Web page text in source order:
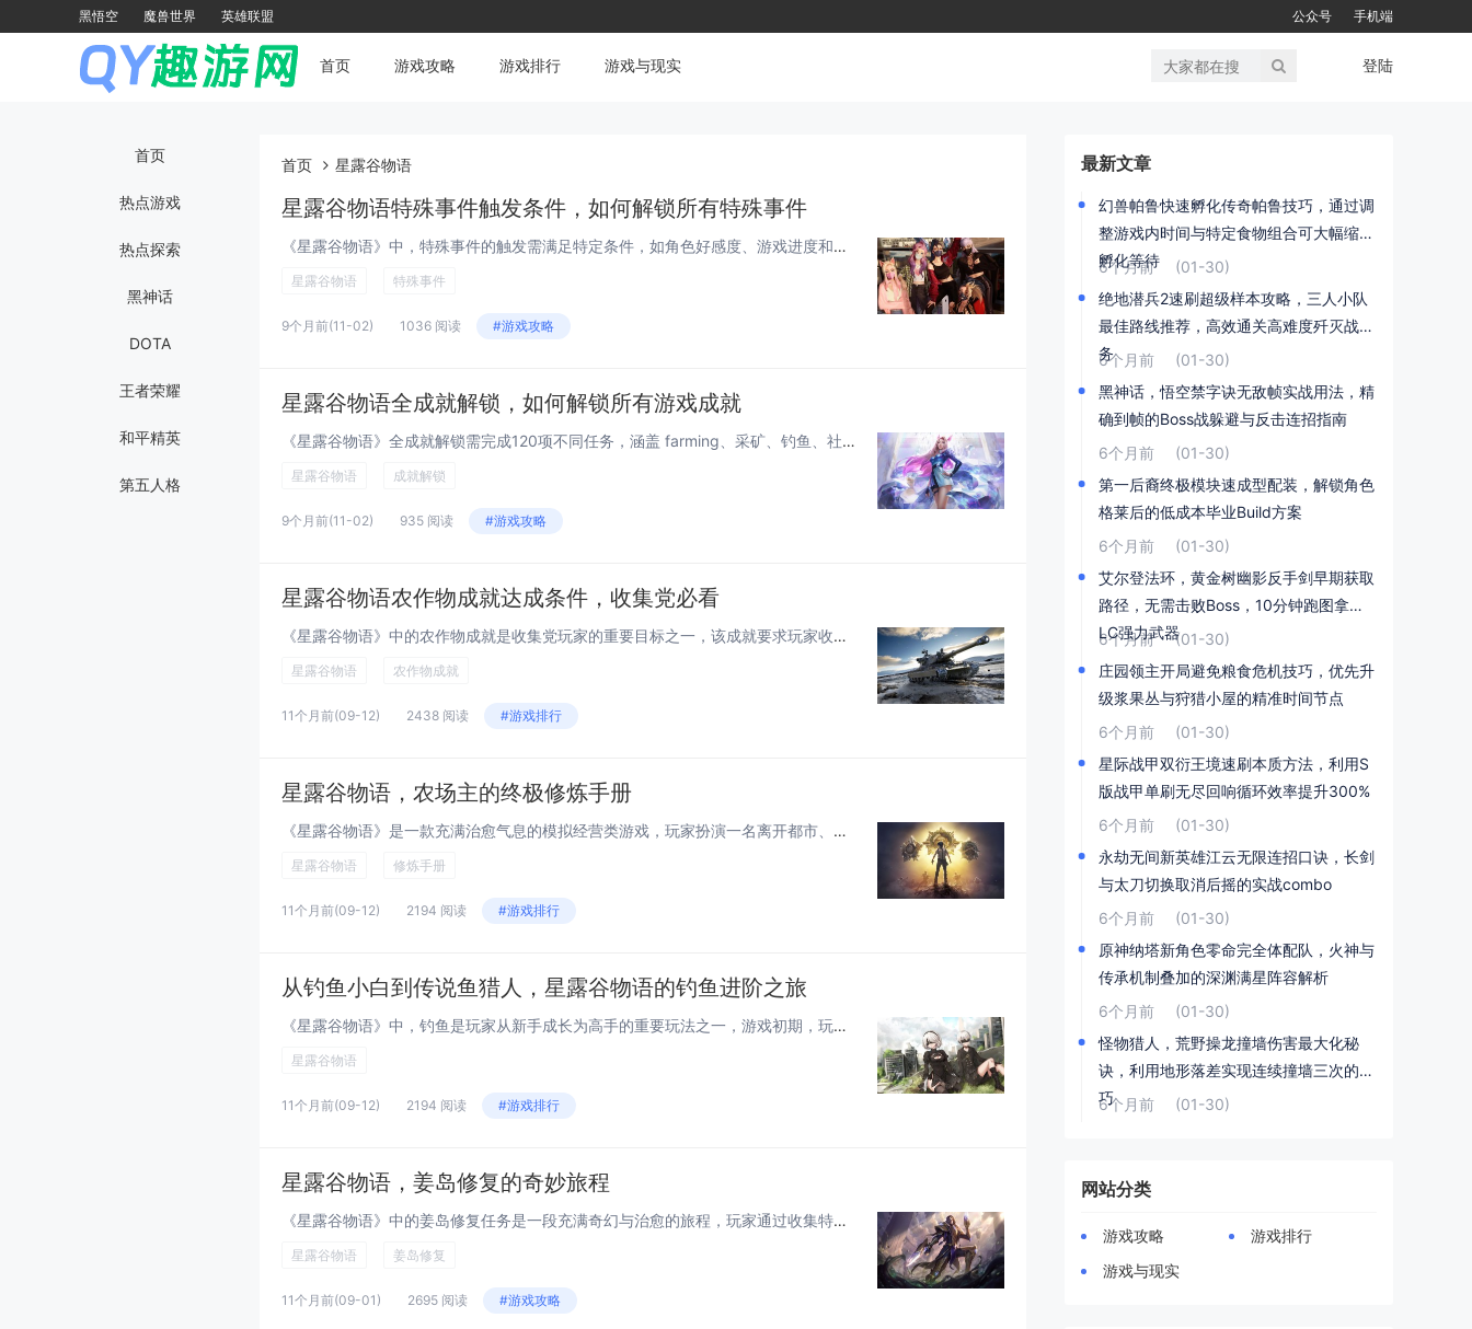
黑悟空 魔兽世界 英雄联盟 公众号 手机端
首页 游戏攻略 游戏排行 游戏与现实 登陆
首页
热点游戏
热点探索
黑神话
DOTA
王者荣耀
和平精英
第五人格
首页 星露谷物语
星露谷物语特殊事件触发条件，如何解锁所有特殊事件
《星露谷物语》中，特殊事件的触发需满足特定条件，如角色好感度、游戏进度和时间等，与村民好感达到一定等级可解锁个人剧情，如“神秘的墓碑”或“赛马日”，部分事件需完成主线任务或在特定季节、日期进入指定地点，如姜岛、秘密森林或矿井深处，参与节日活...
星露谷物语 特殊事件
9个月前(11-02) 1036 阅读 #游戏攻略
星露谷物语全成就解锁，如何解锁所有游戏成就
《星露谷物语》全成就解锁需完成120项不同任务，涵盖 farming、采矿、钓鱼、社交等多个方面，玩家需在游戏内达成特定目标，如将所有物品放入博物馆、与村民建立最大友谊、完成社区中心或Joja任务线、通关矿井等，部分成就需多周目或特定季节操...
星露谷物语 成就解锁
9个月前(11-02) 935 阅读 #游戏攻略
星露谷物语农作物成就达成条件，收集党必看
《星露谷物语》中的农作物成就是收集党玩家的重要目标之一，该成就要求玩家收集并种植所有可种植的农作物，包括各种蔬菜、水果、花和特殊作物，部分作物需要特定季节或条件才能种植，有些则需通过任务奖励、NPC赠送或购买获得，玩家需注意不同作物的生长周...
星露谷物语 农作物成就
11个月前(09-12) 2438 阅读 #游戏排行
星露谷物语，农场主的终极修炼手册
《星露谷物语》是一款充满治愈气息的模拟经营类游戏，玩家扮演一名离开都市、前往乡村继承农场的角色，游戏以季节轮转为线索，包含耕种、养殖、采矿、钓鱼等多种玩法，并融入了丰富的任务系统和角色互动，通过精心经营与探索，玩家不仅能逐步改善农场环境，还...
星露谷物语 修炼手册
11个月前(09-12) 2194 阅读 #游戏排行
从钓鱼小白到传说鱼猎人，星露谷物语的钓鱼进阶之旅
《星露谷物语》中，钓鱼是玩家从新手成长为高手的重要玩法之一，游戏初期，玩家只需基础钓竿和些许耐心即可钓到常见鱼类，但随着进程推进，掌握抛竿技巧、选择合适鱼饵、研究鱼类分布与时间规律成为关键，高级玩家还会利用强化钓竿、铱金鱼线以及提升钓鱼技能...
星露谷物语
11个月前(09-12) 2194 阅读 #游戏排行
星露谷物语，姜岛修复的奇妙旅程
《星露谷物语》中的姜岛修复任务是一段充满奇幻与治愈的旅程，玩家通过收集特殊物品，逐步修复这座神秘岛屿，解锁新的区域与剧情，旅程中，玩家不仅能探索独特的生态环境，还能与岛上居民建立深厚联系，体验丰富的支线任务与隐藏秘密，姜岛的修复不仅是对土地...
星露谷物语 姜岛修复
11个月前(09-01) 2695 阅读 #游戏攻略
最新文章
幻兽帕鲁快速孵化传奇帕鲁技巧，通过调
整游戏内时间与特定食物组合可大幅缩短
孵化等待
6个月前
(01-30)
绝地潜兵2速刷超级样本攻略，三人小队
最佳路线推荐，高效通关高难度歼灭战任
务
6个月前
(01-30)
黑神话，悟空禁字诀无敌帧实战用法，精
确到帧的Boss战躲避与反击连招指南
6个月前
(01-30)
第一后裔终极模块速成型配装，解锁角色
格莱后的低成本毕业Build方案
6个月前
(01-30)
艾尔登法环，黄金树幽影反手剑早期获取
路径，无需击败Boss，10分钟跑图拿到D
LC强力武器
6个月前
(01-30)
庄园领主开局避免粮食危机技巧，优先升
级浆果丛与狩猎小屋的精准时间节点
6个月前
(01-30)
星际战甲双衍王境速刷本质方法，利用S
版战甲单刷无尽回响循环效率提升300%
6个月前
(01-30)
永劫无间新英雄江云无限连招口诀，长剑
与太刀切换取消后摇的实战combo
6个月前
(01-30)
原神纳塔新角色零命完全体配队，火神与
传承机制叠加的深渊满星阵容解析
6个月前
(01-30)
怪物猎人，荒野操龙撞墙伤害最大化秘
诀，利用地形落差实现连续撞墙三次的技
巧
6个月前 (01-30)
网站分类
游戏攻略
游戏排行
游戏与现实